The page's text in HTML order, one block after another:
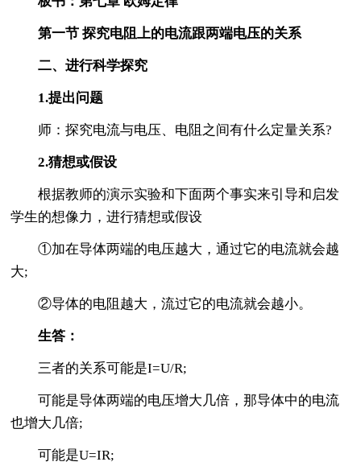
第一节 探究电阻上的电流跟两端电压的关系
二、进行科学探究
1.提出问题
师：探究电流与电压、电阻之间有什么定量关系?
2.猜想或假设
根据教师的演示实验和下面两个事实来引导和启发
学生的想像力，进行猜想或假设
①加在导体两端的电压越大，通过它的电流就会越
大;
②导体的电阻越大，流过它的电流就会越小。
生答：
三者的关系可能是I=U/R;
可能是导体两端的电压增大几倍，那导体中的电流
也增大几倍;
可能是U=IR;